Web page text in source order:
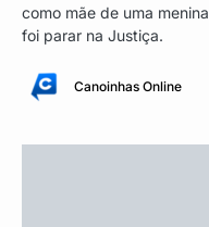
como mãe de uma
foi parar na Justiça.
Canoinhas Online